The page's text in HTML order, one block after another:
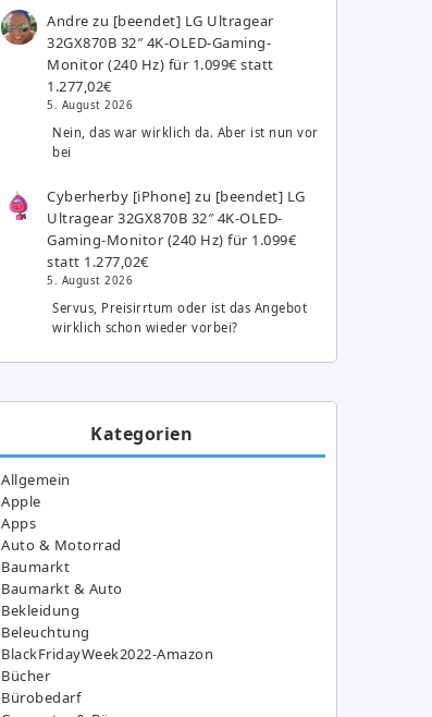
Andre zu [beendet] LG Ultragear
32GX870B 32″ 4K-OLED-Gaming-
Monitor (240 Hz) für 1.099€ statt
1.277,02€
5. August 2026
Nein, das war wirklich da. Aber ist nun vor
bei
Cyberherby [iPhone] zu [beendet] LG
Ultragear 32GX870B 32″ 4K-OLED-
Gaming-Monitor (240 Hz) für 1.099€
statt 1.277,02€
5. August 2026
Servus, Preisirrtum oder ist das Angebot
wirklich schon wieder vorbei?
Kategorien
Allgemein
Apple
Apps
Auto & Motorrad
Baumarkt
Baumarkt & Auto
Bekleidung
Beleuchtung
BlackFridayWeek2022-Amazon
Bücher
Bürobedarf